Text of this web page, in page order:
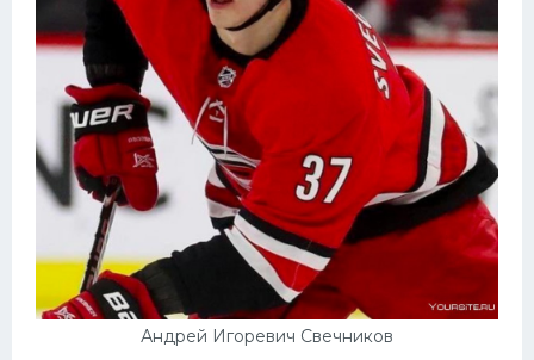
Андрей Игоревич Свечников